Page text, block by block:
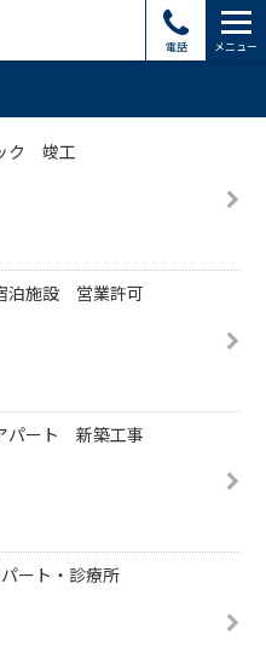
電話 メニュー
ク 竣工
泊施設 営業許可
パート 新築工事
ート・診療所